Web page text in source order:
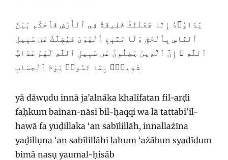
يَٰدَاوُۥدُ إِنَّا جَعَلْنَٰكَ خَلِيفَةً فِى ٱلْأَرْضِ فَٱحْكُم بَيْنَ
ٱلنَّاسِ بِٱلْحَقِّ وَلَا تَتَّبِعِ ٱلْهَوَىٰ فَيُضِلَّكَ عَن سَبِيلِ
ٱللَّهِ ۚ إِنَّ ٱلَّذِينَ يَضِلُّونَ عَن سَبِيلِ ٱللَّهِ لَهُمْ عَذَابٌ
شَدِيدٌۢ بِمَا نَسُوا۟ يَوْمَ ٱلْحِسَابِ
yā dāwụdu innā ja’alnāka khalīfatan fil-arḍi
faḥkum bainan-nāsi bil-ḥaqqi wa lā tattabi’il-
hawā fa yuḍillaka ‘an sabīlillāh, innallażīna
yaḍillụna ‘an sabīlillāhi lahum ‘ażābun syadīdum
bimā nasụ yaumal-ḥisāb